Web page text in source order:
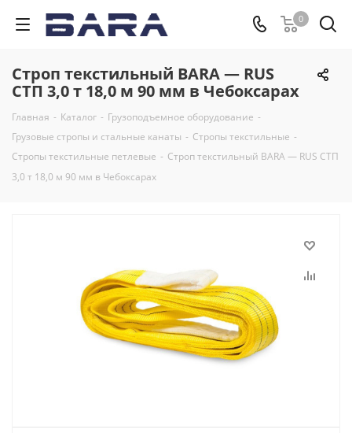
0
Строп текстильный BARA — RUS
СТП 3,0 т 18,0 м 90 мм в Чебоксарах
Главная - Каталог - Грузоподъемное оборудование -
Грузовые стропы и стальные канаты - Стропы текстильные -
Стропы текстильные петлевые - Строп текстильный BARA — RUS СТП
3,0 т 18,0 м 90 мм в Чебоксарах